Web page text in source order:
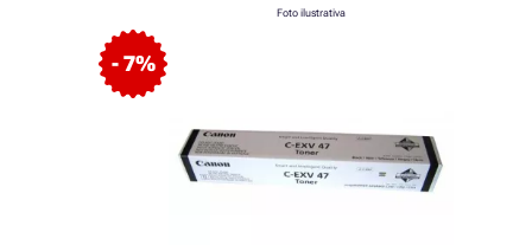
- 7%
Foto ilustrativa